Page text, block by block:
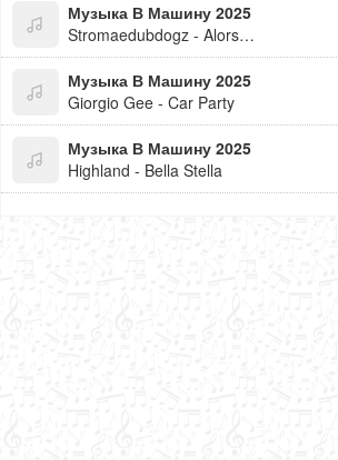
Музыка В Машину 2025
Stromaedubdogz - Alors On Danse - Dubdogz Remix
Музыка В Машину 2025
Giorgio Gee - Car Party
Музыка В Машину 2025
Highland - Bella Stella